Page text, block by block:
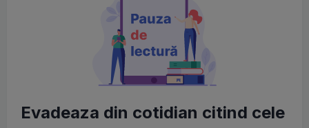
Evadeaza din cotidian citind cele